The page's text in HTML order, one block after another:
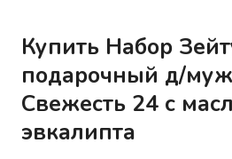
Купить Набор
подарочный д/
Свежесть 24 с
эвкалипта